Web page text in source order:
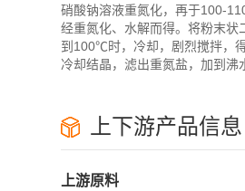
硝酸钠溶液重氮化，再于100-
经重氮化、水解而得。将粉末
到100℃时，冷却，剧烈搅拌，
冷却结晶，滤出重氮盐，加到沸
上下游产品信息
上游原料